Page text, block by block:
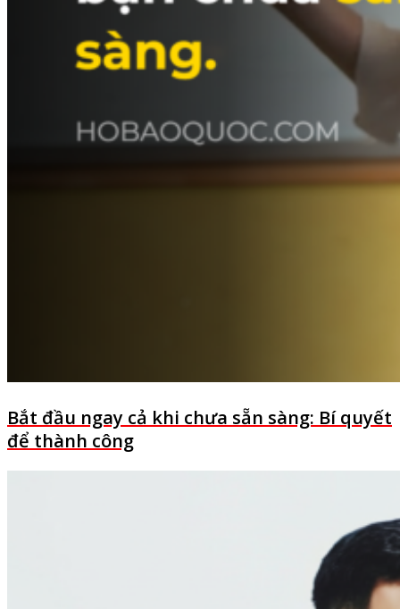
Bắt đầu ngay cả khi chưa sẵn sàng: Bí quyết
để thành công